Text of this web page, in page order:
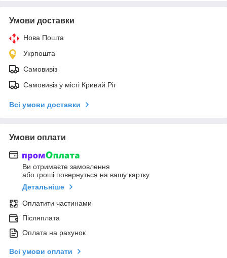
Умови доставки
Нова Пошта
Укрпошта
Самовивіз
Самовивіз у місті Кривий Ріг
Всі умови доставки
Умови оплати
Ви отримаєте замовлення
або гроші повернуться на вашу картку
Детальніше
Оплатити частинами
Післяплата
Оплата на рахунок
Всі умови оплати